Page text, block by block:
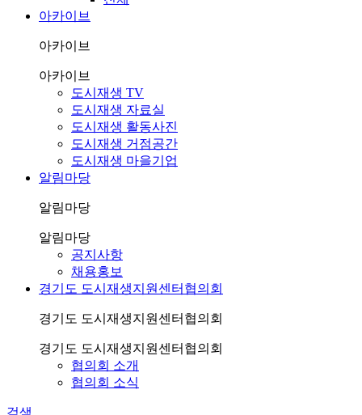
아카이브
아카이브
아카이브
도시재생 TV
도시재생 자료실
도시재생 활동사진
도시재생 거점공간
도시재생 마을기업
알림마당
알림마당
알림마당
공지사항
채용홍보
경기도 도시재생지원센터협의회
경기도 도시재생지원센터협의회
경기도 도시재생지원센터협의회
협의회 소개
협의회 소식
검색